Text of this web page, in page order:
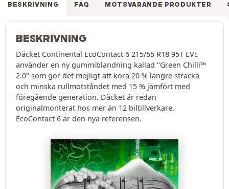
BESKRIVNING FAQ MOTSVARANDE PRODUKTER
BESKRIVNING
Däcket Continental EcoContact 6 215/55 R18 95T EVc
använder en ny gummiblandning kallad "Green Chilli™
2.0" som gör det möjligt att köra 20 % längre sträcka
och minska rullmotståndet med 15 % jämfört med
föregående generation. Däcket är redan
originalmonterat hos mer än 12 biltillverkare.
EcoContact 6 är den nya referensen.